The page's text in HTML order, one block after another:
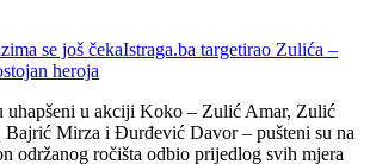
se još čekaIstraga.ba targetirao Zulića –
heroja
uhapšeni u akciji Koko – Zulić Amar, Zulić
Bajrić Mirza i Đurđević Davor – pušteni su na
održanog ročišta odbio prijedlog svih mjera